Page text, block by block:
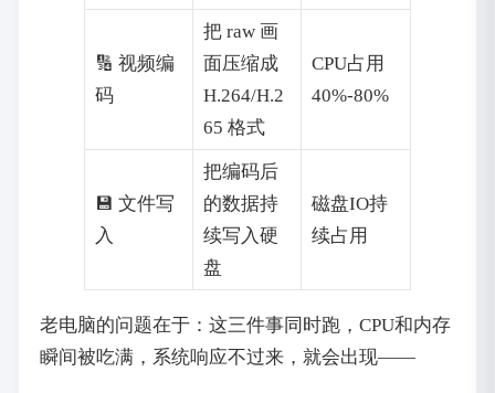
🔢 视频编
码
把 raw 画
面压缩成
H.264/H.2
65 格式
CPU占用
40%-80%
💾 文件写
入
把编码后
的数据持
续写入硬
盘
磁盘IO持
续占用
老电脑的问题在于：这三件事同时跑，CPU和内存
瞬间被吃满，系统响应不过来，就会出现——